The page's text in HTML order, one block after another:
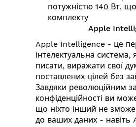
потужністю 140 Вт,
комплекту
Apple
Apple Intelligence - це
інтелектуальна
писати, виражати свої
поставлених цілей без
Завдяки революційним
конфіденційності ви
що ніхто інший не
до ваших даних - навіть